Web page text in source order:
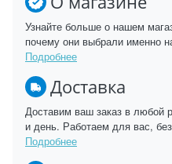
Узнайте больше о нашем
почему они выбрали именно
Подробнее
Доставка
Доставим ваш заказ в любой
и день. Работаем для вас,
Подробнее